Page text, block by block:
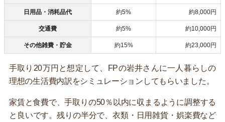
日用品・消耗品代 約5% 約8,000円
交通費 約5% 約10,000円
その他雑費・貯金 約15% 約23,000円
手取り20万円と想定して、FPの岩井さんに一人暮らしの
理想の生活費内訳をシミュレーションしてもらいました。
家賃と食費で、手取りの50％以内に収まるように調整する
と良いです。残りの半分で、衣類・日用雑貨・娯楽費など